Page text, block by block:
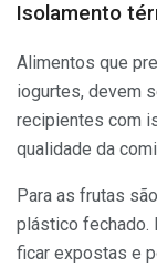
Isolamento
Alimentos que
iogurtes, devem
recipientes com
qualidade da
Para as frutas
plástico fechado.
ficar expostas e